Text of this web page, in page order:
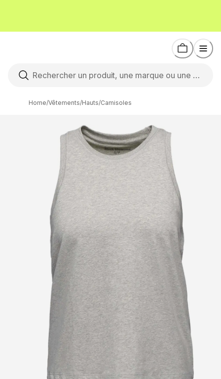
Home/Vêtements/Hauts/Camisoles